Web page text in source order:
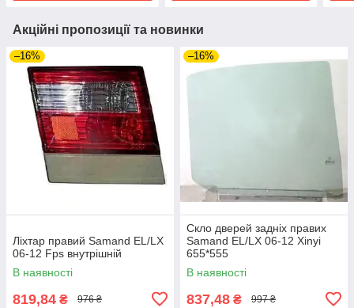
Акційні пропозиції та новинки
–16%
Ліхтар правий Samand EL/LX
06-12 Fps внутрішній
В наявності
819,84 ₴ 976 ₴
–16%
Скло дверей задніх правих
Samand EL/LX 06-12 Xinyi
655*555
В наявності
837,48 ₴ 997 ₴